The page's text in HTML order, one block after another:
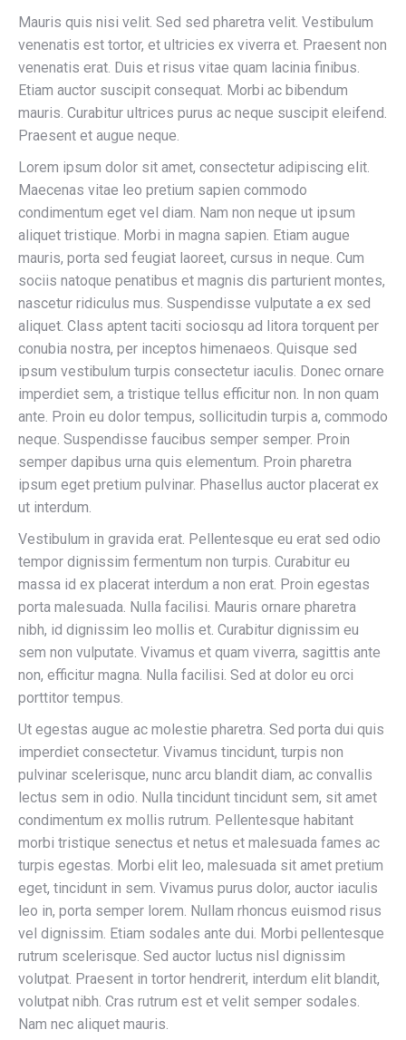
Mauris quis nisi velit. Sed sed pharetra velit. Vestibulum
venenatis est tortor, et ultricies ex viverra et. Praesent non
venenatis erat. Duis et risus vitae quam lacinia finibus.
Etiam auctor suscipit consequat. Morbi ac bibendum
mauris. Curabitur ultrices purus ac neque suscipit eleifend.
Praesent et augue neque.
Lorem ipsum dolor sit amet, consectetur adipiscing elit.
Maecenas vitae leo pretium sapien commodo
condimentum eget vel diam. Nam non neque ut ipsum
aliquet tristique. Morbi in magna sapien. Etiam augue
mauris, porta sed feugiat laoreet, cursus in neque. Cum
sociis natoque penatibus et magnis dis parturient montes,
nascetur ridiculus mus. Suspendisse vulputate a ex sed
aliquet. Class aptent taciti sociosqu ad litora torquent per
conubia nostra, per inceptos himenaeos. Quisque sed
ipsum vestibulum turpis consectetur iaculis. Donec ornare
imperdiet sem, a tristique tellus efficitur non. In non quam
ante. Proin eu dolor tempus, sollicitudin turpis a, commodo
neque. Suspendisse faucibus semper semper. Proin
semper dapibus urna quis elementum. Proin pharetra
ipsum eget pretium pulvinar. Phasellus auctor placerat ex
ut interdum.
Vestibulum in gravida erat. Pellentesque eu erat sed odio
tempor dignissim fermentum non turpis. Curabitur eu
massa id ex placerat interdum a non erat. Proin egestas
porta malesuada. Nulla facilisi. Mauris ornare pharetra
nibh, id dignissim leo mollis et. Curabitur dignissim eu
sem non vulputate. Vivamus et quam viverra, sagittis ante
non, efficitur magna. Nulla facilisi. Sed at dolor eu orci
porttitor tempus.
Ut egestas augue ac molestie pharetra. Sed porta dui quis
imperdiet consectetur. Vivamus tincidunt, turpis non
pulvinar scelerisque, nunc arcu blandit diam, ac convallis
lectus sem in odio. Nulla tincidunt tincidunt sem, sit amet
condimentum ex mollis rutrum. Pellentesque habitant
morbi tristique senectus et netus et malesuada fames ac
turpis egestas. Morbi elit leo, malesuada sit amet pretium
eget, tincidunt in sem. Vivamus purus dolor, auctor iaculis
leo in, porta semper lorem. Nullam rhoncus euismod risus
vel dignissim. Etiam sodales ante dui. Morbi pellentesque
rutrum scelerisque. Sed auctor luctus nisl dignissim
volutpat. Praesent in tortor hendrerit, interdum elit blandit,
volutpat nibh. Cras rutrum est et velit semper sodales.
Nam nec aliquet mauris.